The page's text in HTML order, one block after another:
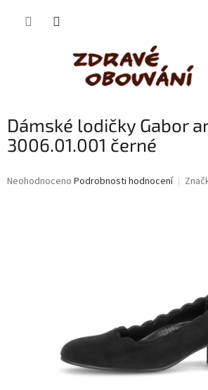
Dámské lodičky Gabor
3006.01.001 černé
Průměrné
Neohodnoceno Podrobnosti hodnocení